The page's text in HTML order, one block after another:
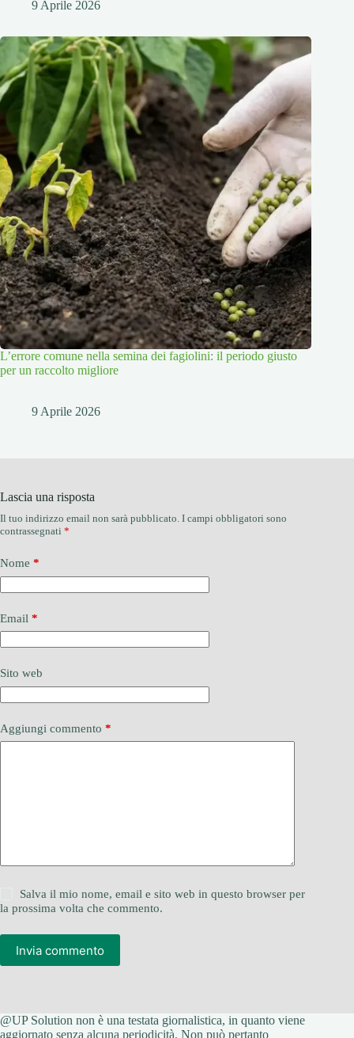
9 Aprile 2026
L’errore comune nella semina dei fagiolini: il periodo giusto
per un raccolto migliore
9 Aprile 2026
Lascia una risposta
Il tuo indirizzo email non sarà pubblicato. I campi obbligatori sono
contrassegnati *
Nome *
Email *
Sito web
Aggiungi commento *
Salva il mio nome, email e sito web in questo browser per
la prossima volta che commento.
Invia commento
@UP Solution non è una testata giornalistica, in quanto viene
aggiornato senza alcuna periodicità. Non può pertanto